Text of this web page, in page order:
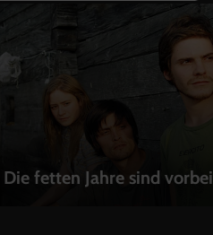
Die fetten Jahre sind vorbei
LEIHEN